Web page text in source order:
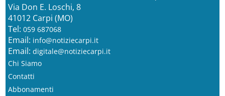
Via Don E. Loschi, 8
41012 Carpi (MO)
Tel: 059 687068
Email: info@notiziecarpi.it
Email: digitale@notiziecarpi.it
Chi Siamo
Contatti
Abbonamenti